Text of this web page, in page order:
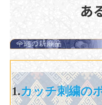
あ
1.カッチ刺繍の